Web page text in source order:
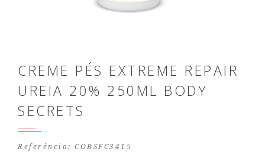
CREME PÉS EXTREME REPAIR
UREIA 20% 250ML BODY
SECRETS
Referência: COBSFC3415